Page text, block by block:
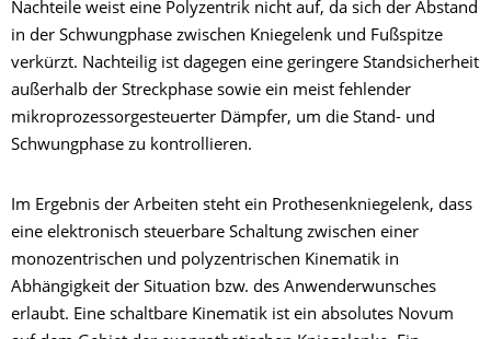
Nachteile weist eine Polyzentrik nicht auf, da sich der Abstand
in der Schwungphase zwischen Kniegelenk und Fußspitze
verkürzt. Nachteilig ist dagegen eine geringere Standsicherheit
außerhalb der Streckphase sowie ein meist fehlender
mikroprozessorgesteuerter Dämpfer, um die Stand- und
Schwungphase zu kontrollieren.
Im Ergebnis der Arbeiten steht ein Prothesenkniegelenk, dass
eine elektronisch steuerbare Schaltung zwischen einer
monozentrischen und polyzentrischen Kinematik in
Abhängigkeit der Situation bzw. des Anwenderwunsches
erlaubt. Eine schaltbare Kinematik ist ein absolutes Novum